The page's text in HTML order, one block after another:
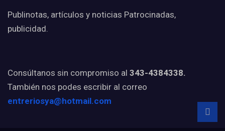
Publinotas, artículos y noticias Patrocinadas,
publicidad.
Consúltanos sin compromiso al 343-4384338.
También nos podes escribir al correo
entreriosya@hotmail.com